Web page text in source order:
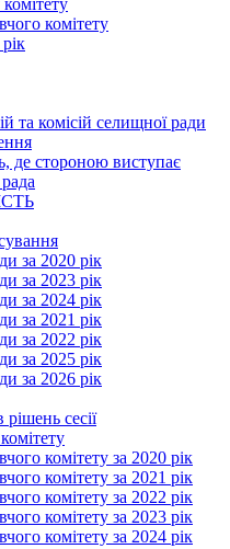
комітету
та комісій селищної ради
де стороною виступає
за 2020 рік
за 2023 рік
за 2024 рік
за 2021 рік
за 2022 рік
за 2025 рік
за 2026 рік
сесії
комітету за 2020 рік
комітету за 2021 рік
комітету за 2022 рік
комітету за 2023 рік
комітету за 2024 рік